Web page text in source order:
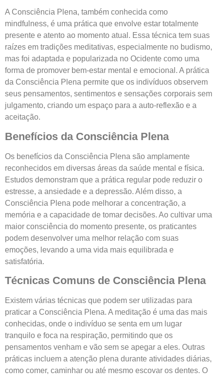
A Consciência Plena, também conhecida como
mindfulness, é uma prática que envolve estar totalmente
presente e atento ao momento atual. Essa técnica tem suas
raízes em tradições meditativas, especialmente no budismo,
mas foi adaptada e popularizada no Ocidente como uma
forma de promover bem-estar mental e emocional. A prática
da Consciência Plena permite que os indivíduos observem
seus pensamentos, sentimentos e sensações corporais sem
julgamento, criando um espaço para a auto-reflexão e a
aceitação.
Benefícios da Consciência Plena
Os benefícios da Consciência Plena são amplamente
reconhecidos em diversas áreas da saúde mental e física.
Estudos demonstram que a prática regular pode reduzir o
estresse, a ansiedade e a depressão. Além disso, a
Consciência Plena pode melhorar a concentração, a
memória e a capacidade de tomar decisões. Ao cultivar uma
maior consciência do momento presente, os praticantes
podem desenvolver uma melhor relação com suas
emoções, levando a uma vida mais equilibrada e
satisfatória.
Técnicas Comuns de Consciência Plena
Existem várias técnicas que podem ser utilizadas para
praticar a Consciência Plena. A meditação é uma das mais
conhecidas, onde o indivíduo se senta em um lugar
tranquilo e foca na respiração, permitindo que os
pensamentos venham e vão sem se apegar a eles. Outras
práticas incluem a atenção plena durante atividades diárias,
como comer, caminhar ou até mesmo escovar os dentes. O